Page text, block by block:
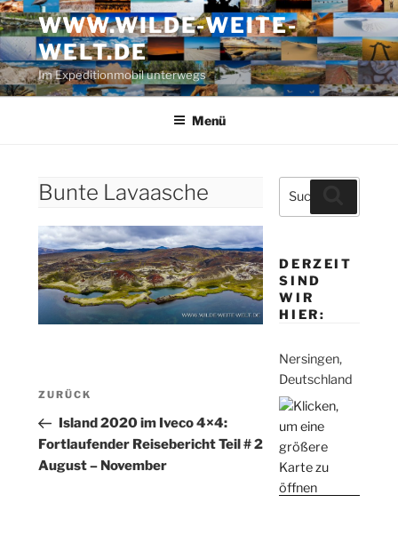
Zum
Inhalt
springen
WWW.WILDE-WEITE-
WELT.DE
Im Expeditionmobil unterwegs
Menü
Bunte Lavaasche
Beitragsnavigation
Vorheriger
Beitrag
ZURÜCK
Island 2020 im Iveco 4×4:
Fortlaufender Reisebericht Teil # 2
August – November
Suche
nach:
DERZEIT
SIND
WIR
HIER:
Nersingen,
Deutschland